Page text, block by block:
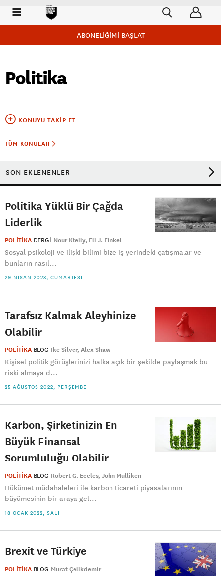
ABONELİĞİMİ BAŞLAT
Politika
KONUYU TAKIP ET
TÜM KONULAR
SON EKLENENLER
Politika Yüklü Bir Çağda
Liderlik
POLİTİKA DERGI Nour Kteily Eli J. Finkel
Sosyal psikoloji ve ilişki bilimi bize iş yerindeki çatışmalar ve
bunların nasıl...
29 NISAN 2023, CUMARTESI
Tarafsız Kalmak Aleyhinize
Olabilir
POLİTİKA BLOG Ike Silver Alex Shaw
Kişisel politik görüşlerinizi halka açık bir şekilde paylaşmak bu
riski almaya d...
25 AĞUSTOS 2022, PERŞEMBE
Karbon, Şirketinizin En
Büyük Finansal
Sorumluluğu Olabilir
POLİTİKA BLOG Robert G. Eccles John Mulliken
Hükümet müdahaleleri ile karbon ticareti piyasalarının
büyümesinin bir araya gel...
18 OCAK 2022, SALI
Brexit ve Türkiye
POLİTİKA BLOG Murat Çelikdemir